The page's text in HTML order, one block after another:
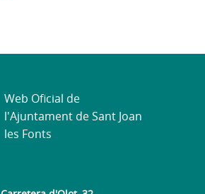
Web Oficial de
l'Ajuntament de Sant Joan
les Fonts